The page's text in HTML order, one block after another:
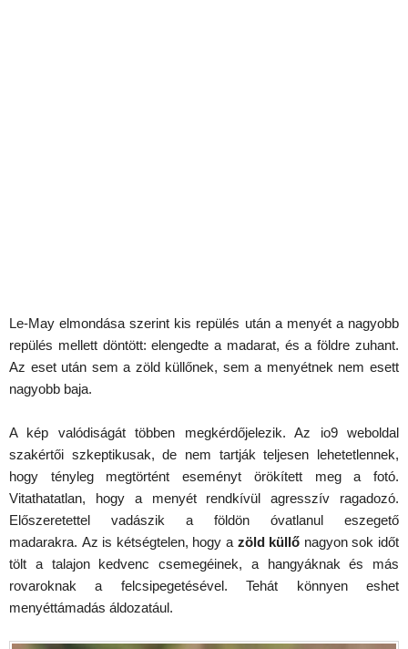
Le-May elmondása szerint kis repülés után a menyét a nagyobb
repülés mellett döntött: elengedte a madarat, és a földre zuhant.
Az eset után sem a zöld küllőnek, sem a menyétnek nem esett
nagyobb baja.
A kép valódiságát többen megkérdőjelezik. Az io9 weboldal
szakértői szkeptikusak, de nem tartják teljesen lehetetlennek,
hogy tényleg megtörtént eseményt örökített meg a fotó.
Vitathatatlan, hogy a menyét rendkívül agresszív ragadozó.
Előszeretettel vadászik a földön óvatlanul eszegető
madarakra. Az is kétségtelen, hogy a zöld küllő nagyon sok időt
tölt a talajon kedvenc csemegéinek, a hangyáknak és más
rovaroknak a felcsipegetésével. Tehát könnyen eshet
menyéttámadás áldozatául.